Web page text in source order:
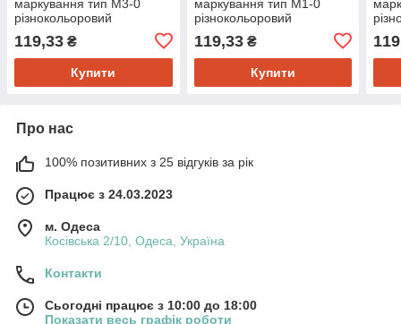
маркування тип М3-0
різнокольоровий
119,33 ₴
Купити
маркування тип М1-0
різнокольоровий
119,33₴
Купити
Про нас
100% позитивних з 25 відгуків за рік
Працює з 24.03.2023
м. Одеса
Косівська 2/10, Одеса, Україна
Контакти
Сьогодні працює з 10:00 до 18:00
Показати весь графік роботи